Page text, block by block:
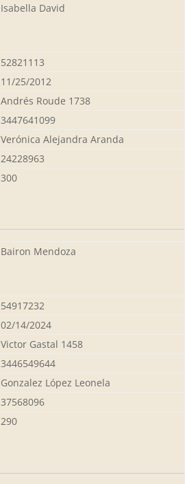
Isabella David
52821113
11/25/2012
Andrés Roude 1738
3447641099
Verónica Alejandra Aranda
24228963
300
Bairon Mendoza
54917232
02/14/2024
Victor Gastal 1458
3446549644
Gonzalez López Leonela
37568096
290